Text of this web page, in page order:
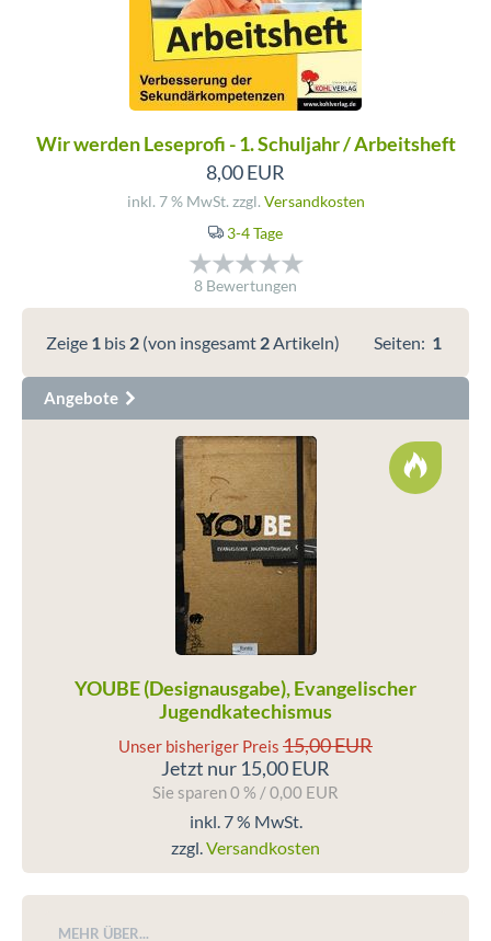
Wir werden Leseprofi - 1. Schuljahr / Arbeitsheft
8,00 EUR
inkl. 7 % MwSt. zzgl. Versandkosten
3-4 Tage
8 Bewertungen
Zeige 1 bis 2 (von insgesamt 2Artikeln) Seiten: 1
Angebote
YOUBE (Designausgabe), Evangelischer
Jugendkatechismus
Unser bisheriger Preis 15,00 EUR
Jetzt nur 15,00 EUR
Sie sparen 0 % / 0,00 EUR
inkl. 7 % MwSt.
zzgl.Versandkosten
MEHR ÜBER...